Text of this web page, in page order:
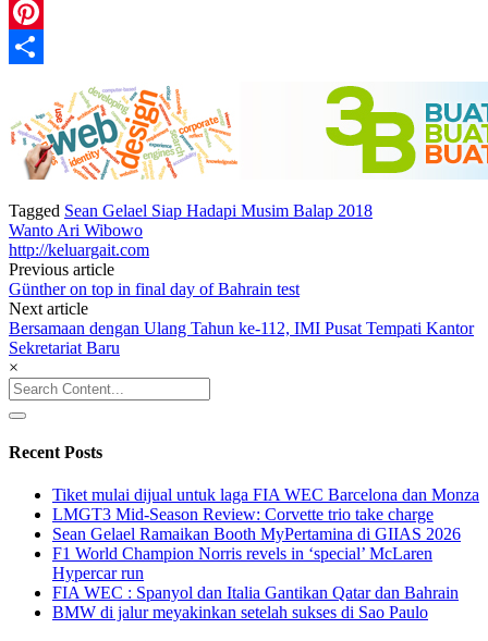
Copy
Link
Pinterest
Tagged Sean Gelael Siap Hadapi Musim Balap 2018
Wanto Ari Wibowo
http://keluargait.com
Post
navigation
Previous article
Günther on top in final day of Bahrain test
Next article
Bersamaan dengan Ulang Tahun ke-112, IMI Pusat Tempati Kantor
Sekretariat Baru
×
Search
for:
Recent Posts
Tiket mulai dijual untuk laga FIA WEC Barcelona dan Monza
LMGT3 Mid-Season Review: Corvette trio take charge
Sean Gelael Ramaikan Booth MyPertamina di GIIAS 2026
F1 World Champion Norris revels in ‘special’ McLaren
Hypercar run
FIA WEC : Spanyol dan Italia Gantikan Qatar dan Bahrain
BMW di jalur meyakinkan setelah sukses di Sao Paulo